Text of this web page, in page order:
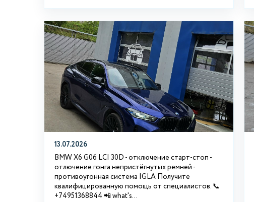
13.07.2026
BMW X6 G06 LCI 30D - отключение старт-стоп -
отлючение гонга непристёгнутых ремней -
противоугонная система IGLA Получите
квалифицированную помощь от специалистов. 📞
+74951368844 📲 what's...